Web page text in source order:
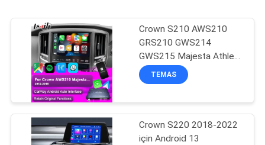
Crown S210 AWS210
GRS210 GWS214
GWS215 Majesta Athlete
Royal Saloon için Apple
CarPlay Arayüzü Entegre
TEMAS
Crown S220 2018-2022
için Android 13